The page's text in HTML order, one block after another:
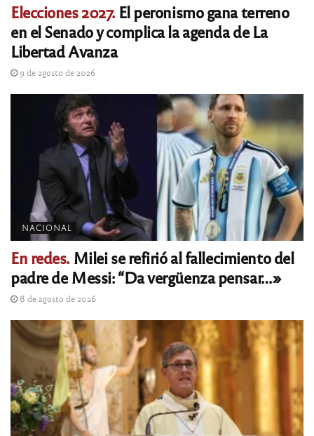
Elecciones 2027.El peronismo gana terreno
en el Senado y complica la agenda de La
Libertad Avanza
9 de agosto de 2026
NACIONAL
En redes. Milei se refirió al fallecimiento del
padre de Messi: “Da vergüenza pensar…»
8 de agosto de 2026